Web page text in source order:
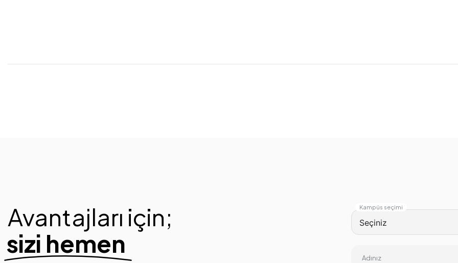
Avantajları için;
sizi hemen
Kampüs seçimi
Adınız